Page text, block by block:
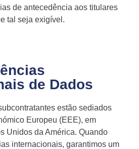
de antecedência aos titulares
tal seja exigível.
de Dados
estão sediados
Europeu (EEE), em
Unidos da América. Quando
internacionais, garantimos um